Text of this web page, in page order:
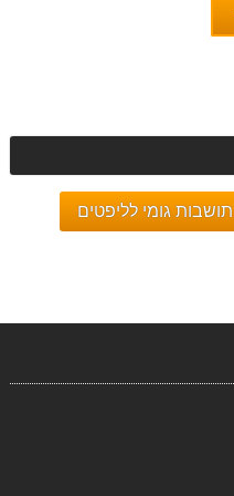
תושבות גומי לליפטים